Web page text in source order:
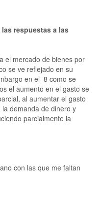
respuestas a las
el mercado de bienes por
se ve reflejado en su
en el 8 como se
el aumento en el gasto se
al aumentar el gasto
demanda de dinero y
parcialmente la
con las que me faltan